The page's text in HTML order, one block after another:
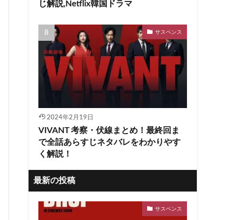
じ解説,Netflix韓国ドラマ
サスペンス
2024年2月19日
VIVANT 考察・伏線まとめ！最終回ま
で全話あらすじネタバレをわかりやす
く解説！
最新の投稿
サスペンス